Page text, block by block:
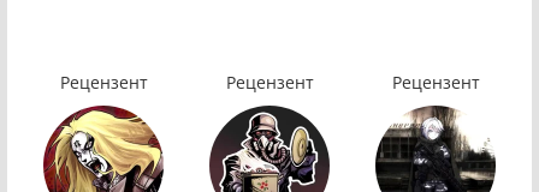
Рецензент Рецензент Рецензент